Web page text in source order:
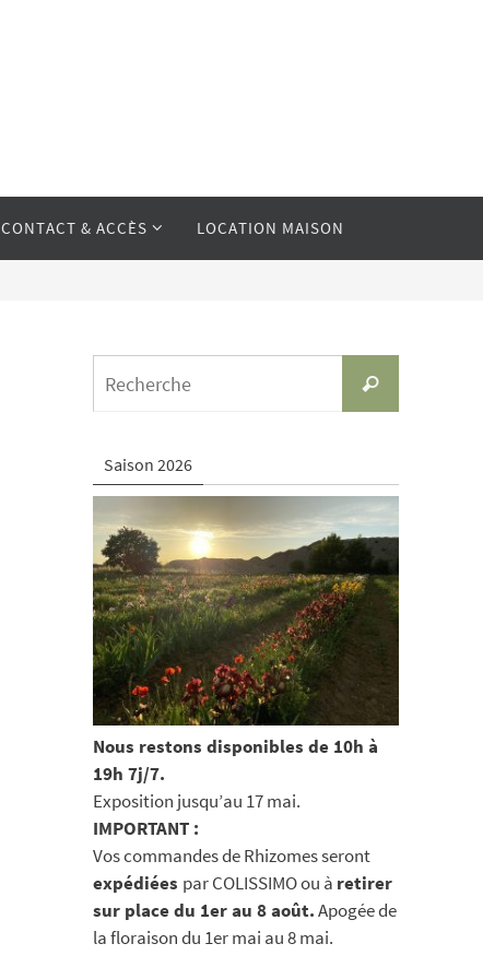
CONTACT & ACCÈS LOCATION MAISON
Recherche
Saison 2026
Nous restons disponibles de 10h à
19h 7j/7.
Exposition jusqu’au 17 mai.
IMPORTANT :
Vos commandes de Rhizomes seront
expédiées par COLISSIMO ou à retirer
sur place du 1er au 8 août.Apogée de
la floraison du 1er mai au 8 mai.